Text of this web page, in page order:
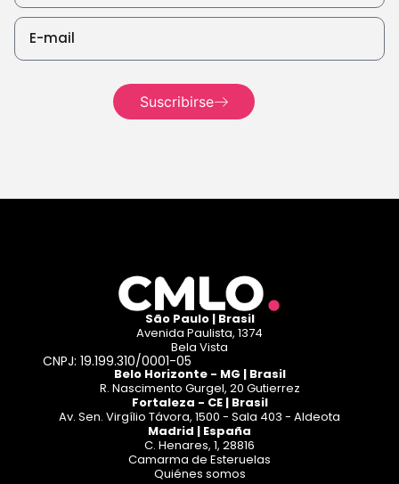
Suscribirse
São Paulo | Brasil
Avenida Paulista, 1374
Bela Vista
CNPJ: 19.199.310/0001-05
Belo Horizonte - MG | Brasil
R. Nascimento Gurgel, 20 Gutierrez
Fortaleza - CE | Brasil
Av. Sen. Virgílio Távora, 1500 - Sala 403 - Aldeota
Madrid | España
C. Henares, 1, 28816
Camarma de Esteruelas
Quiénes somos